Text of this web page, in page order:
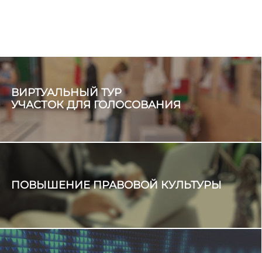
ВИРТУАЛЬНЫЙ ТУР
УЧАСТОК ДЛЯ ГОЛОСОВАНИЯ
ПОВЫШЕНИЕ ПРАВОВОЙ КУЛЬТУРЫ